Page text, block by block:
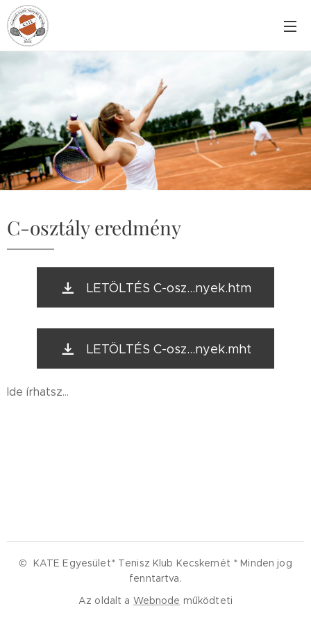
C-osztály eredmény
LETÖLTÉS C-osz...nyek.htm
LETÖLTÉS C-osz...nyek.mht
Ide írhatsz...
© KATE Egyesület* Tenisz Klub Kecskemét * Minden jog
fenntartva.
Az oldalt a Webnode működteti